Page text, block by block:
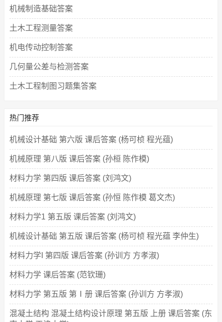
机械制造基础答案
土木工程测量答案
机电传动控制答案
几何量公差与检测答案
土木工程制图习题集答案
热门推荐
机械设计基础 第六版 课后答案 (杨可桢 程光蕴)
机械原理 第八版 课后答案 (孙桓 陈作模)
材料力学 第四版 课后答案 (刘鸿文)
机械原理 第七版 课后答案 (孙恒 陈作模 葛文杰)
材料力学1 第五版 课后答案 (刘鸿文)
机械设计基础 第五版 课后答案 (杨可桢 程光蕴 李仲生)
材料力学I 第四版 课后答案 (孙训方 方孝淑)
材料力学 课后答案 (范钦珊)
材料力学 第五版 第Ⅰ册 课后答案 (孙训方 方孝淑)
混凝土结构 混凝土结构设计原理 第五版 上册 课后答案 (东